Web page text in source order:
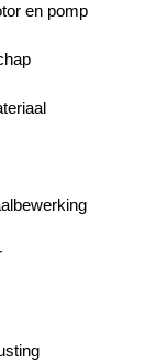
en pomp